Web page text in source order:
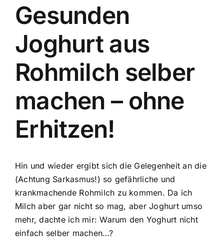
Gesunden
Joghurt aus
Rohmilch selber
machen – ohne
Erhitzen!
Hin und wieder ergibt sich die Gelegenheit an die
(Achtung Sarkasmus!) so gefährliche und
krankmachende Rohmilch zu kommen. Da ich
Milch aber gar nicht so mag, aber Joghurt umso
mehr, dachte ich mir: Warum den Yoghurt nicht
einfach selber machen…?